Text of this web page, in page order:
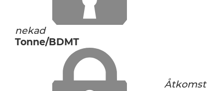
nekad
Tonne/BDMT
Åtkomst